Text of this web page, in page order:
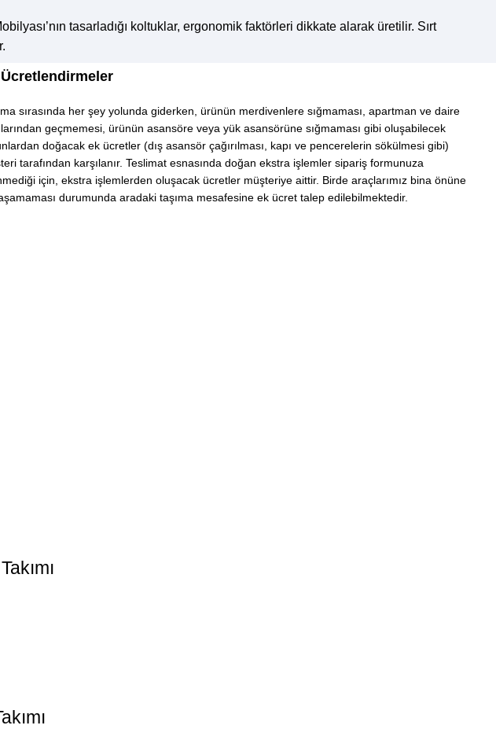
tasarladığı koltuklar, ergonomik faktörleri dikkate alarak üretilir. Sırt
minimal veya özelleştirilebilir tasarım seçenekleri arasından seçim
bulabilirsiniz.
bir kaynaktır. Web sitesi, ürünleri görsel olarak incelemenizi, özelliklerini
bulabilirsiniz.
İnegöl Mobilyası, bu ihtiyaçları karşılamak için geniş bir seçenek sunar ve
sırasında her şey yolunda giderken, ürünün merdivenlere sığmaması, apartman ve daire
geçmemesi, ürünün asansöre veya yük asansörüne sığmaması gibi oluşabilecek
doğacak ek ücretler (dış asansör çağırılması, kapı ve pencerelerin sökülmesi gibi)
tarafından karşılanır. Teslimat esnasında doğan ekstra işlemler sipariş formunuza
için, ekstra işlemlerden oluşacak ücretler müşteriye aittir. Birde araçlarımız bina önüne
durumunda aradaki taşıma mesafesine ek ücret talep edilebilmektedir.